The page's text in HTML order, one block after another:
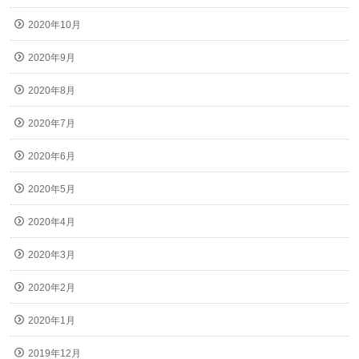
2020年10月
2020年9月
2020年8月
2020年7月
2020年6月
2020年5月
2020年4月
2020年3月
2020年2月
2020年1月
2019年12月